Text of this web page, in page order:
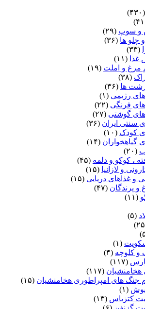
(۴۳۰)
و سوپ (۲۹)
و چلو ها (۳۶)
(۳۳)
غذا (۱۱)
مرغ و املت (۱۹)
(۳۸)
ها (۳۶)
رژیمی (۱)
فرنگی (۲۲)
گوشتی (۲۷)
سنتی ایران (۳۶)
کودک (۱۰)
گیاهخواران (۱۴)
(۲۰)
، کوکو و دلمه (۴۵)
و لازانیا (۱۵)
و غذاهای دریایی (۱۵)
و پرندگان (۴۷)
(۱۱)
(۵)
(۱)
و کلوچه (۴)
(۱۱۷)
هخامنشیان (۱۱۷)
جنگ های امپراطوری هخامنشیان (۱۵)
(۱)
کتزیاس (۱۳)